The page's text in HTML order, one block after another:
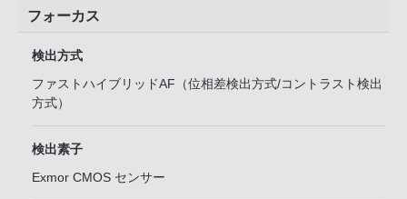
フォーカス
検出方式
ファストハイブリッドAF（位相差検出方式/コントラスト検出
方式）
検出素子
Exmor CMOS センサー